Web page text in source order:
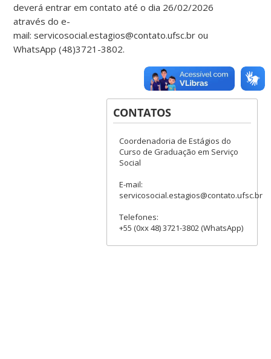
deverá entrar em contato até o dia 26/02/2026
através do e-
mail: servicosocial.estagios@contato.ufsc.br ou
WhatsApp (48)3721-3802.
CONTATOS
Coordenadoria de Estágios do
Curso de Graduação em Serviço
Social
E-mail:
servicosocial.estagios@contato.ufsc.br
Telefones:
+55 (0xx 48) 3721-3802 (WhatsApp)